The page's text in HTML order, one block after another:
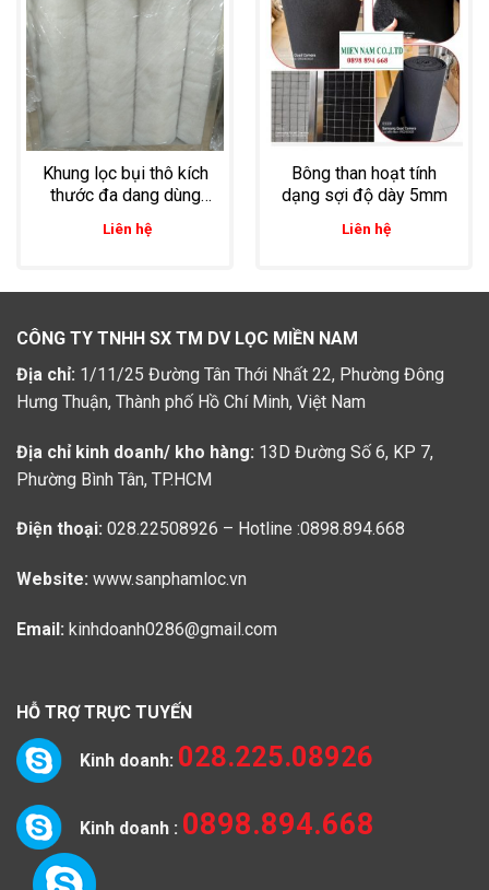
Khung lọc bụi thô kích
thước đa dang dùng
trong lọc bụi công
nghiệp
Liên hệ
Bông than hoạt tính
dạng sợi độ dày 5mm
Liên hệ
CÔNG TY TNHH SX TM DV LỌC MIỀN NAM
Địa chỉ: 1/11/25 Đường Tân Thới Nhất 22, Phường Đông
Hưng Thuận, Thành phố Hồ Chí Minh, Việt Nam
Địa chỉ kinh doanh/ kho hàng: 13D Đường Số 6, KP 7,
Phường Bình Tân, TP.HCM
Điện thoại: 028.22508926 – Hotline :0898.894.668
Website: www.sanphamloc.vn
Email: kinhdoanh0286@gmail.com
HỖ TRỢ TRỰC TUYẾN
Kinh doanh: 028.225.08926
Kinh doanh : 0898.894.668